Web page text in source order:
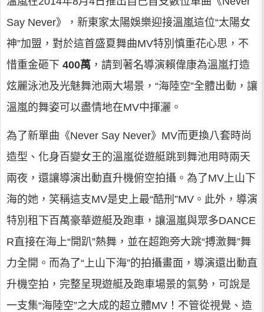
Say Never》，新東家太陽娛樂迎接溫嵐這位“太陽女
神”加盟，對於這首盛夏舞曲MV特別慎重花心思，不
惜重金砸下 400萬 ，請到著名導演賴偉康為溫嵐打造
炫麗泳池及光魅舞池兩大場景，“海陸空”全體出動，讓
溫嵐的舞姿可以盡情地在MV中揮灑。
為了新單曲《Never Say Never》MV而更換八套時尚
造型、化身百變女王的溫嵐從遊艇跳到舞池用時兩天
兩夜，還讓導演出動直升機俯空拍攝。為了MV上山下
海的她，笑稱這支MV是史上最“酷刑”MV。此外，導演
特別租下百萬豪華遊艇及跑車，讓溫嵐與眾多DANCE
R直接在海上“開趴”熱舞，並在超跑旁大跳“搏激舞”舞
力全開。而為了“上山下海”的拍攝畫面，導演還出動直
升機空拍，完整呈現遊艇及跑車場景的氣勢，可說是
一支集“海陸空”之大成的超立體MV！不管從視覺、造